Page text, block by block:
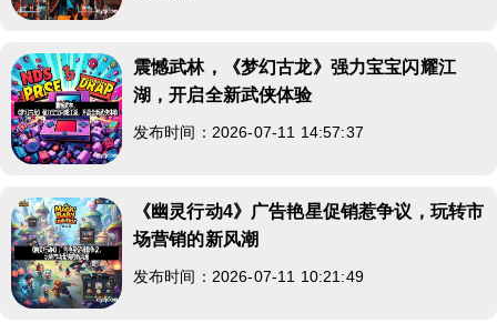
震憾武林，《梦幻古龙》强力宝宝闪耀江
湖，开启全新武侠体验
发布时间：2026-07-11 14:57:37
《幽灵行动4》广告艳星促销惹争议，玩转市
场营销的新风潮
发布时间：2026-07-11 10:21:49